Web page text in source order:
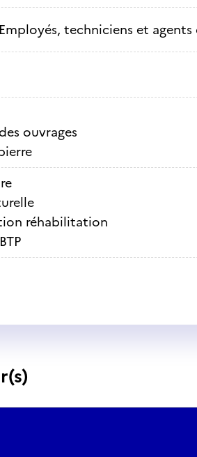
techniciens et
ouvrages
réhabilitation